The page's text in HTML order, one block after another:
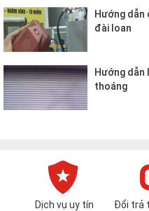
Hướng dẫn
đài loan
Hướng dẫn
thoáng
Dịch vụ uy tín Đổi trả